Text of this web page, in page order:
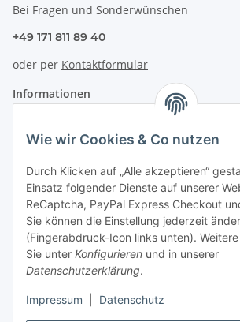
Wie wir Cookies & Co nutzen
Durch Klicken auf „Alle akzeptieren“
Einsatz folgender Dienste auf unserer
ReCaptcha, PayPal Express Checkout
Sie können die Einstellung jederzeit
(Fingerabdruck-Icon links unten).
Sie unter Konfigurieren und in unserer
Datenschutzerklärung.
Impressum Datenschutz
Bei Fragen und Sonderwünschen
+49 171 811 89 40
oder per Kontaktformular
Informationen
Zahlung & Versand